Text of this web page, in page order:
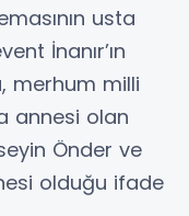
usta
İnanır’ın
merhum milli
annesi olan
Önder ve
olduğu ifade